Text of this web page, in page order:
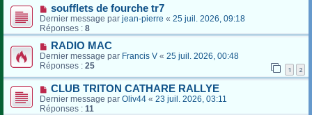
soufflets de fourche tr7
Dernier message par jean-pierre « 25 juil. 2026, 09:18
Réponses : 8
RADIO MAC
Dernier message par Francis V « 25 juil. 2026, 00:48
Réponses : 25 1 2
CLUB TRITON CATHARE RALLYE
Dernier message par Oliv44 « 23 juil. 2026, 03:11
Réponses : 11